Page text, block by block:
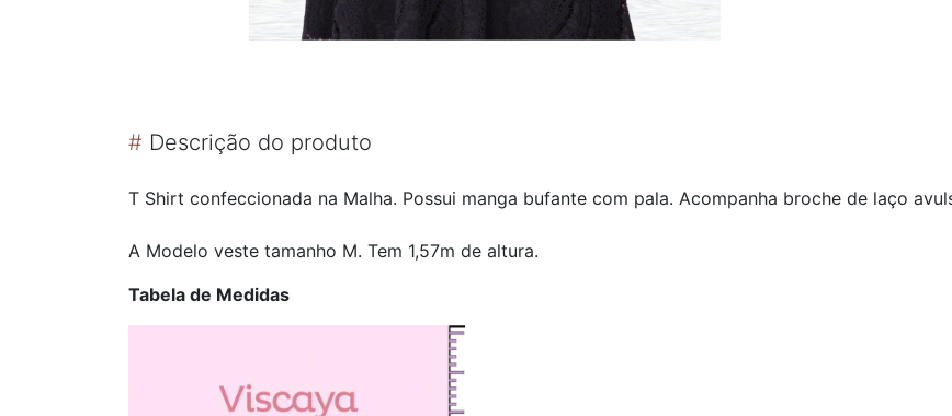
# Descrição do produto
T Shirt confeccionada na Malha. Possui manga bufante com pala. Acompanha broche de laço
A Modelo veste tamanho M. Tem 1,57m de altura.
Tabela de Medidas